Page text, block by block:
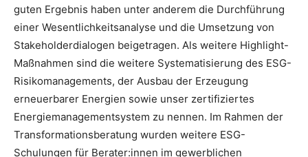
guten Ergebnis haben unter anderem die Durchführung
einer Wesentlichkeitsanalyse und die Umsetzung von
Stakeholderdialogen beigetragen. Als weitere Highlight-
Maßnahmen sind die weitere Systematisierung des ESG-
Risikomanagements, der Ausbau der Erzeugung
erneuerbarer Energien sowie unser zertifiziertes
Energiemanagementsystem zu nennen. Im Rahmen der
Transformationsberatung wurden weitere ESG-
Schulungen für Berater:innen im gewerblichen